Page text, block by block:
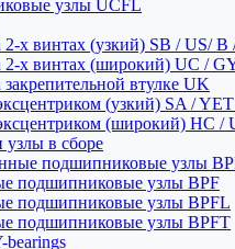
узлы UCFL
х винтах (узкий) SB / US/ B
х винтах (широкий) UC /
втулке UK
(узкий) SA /
(широкий) HC /
в сборе
подшипниковые узлы
подшипниковые узлы BPF
подшипниковые узлы BPFL
подшипниковые узлы BPFT
bearings